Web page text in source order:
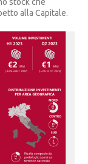
alla Capitale.